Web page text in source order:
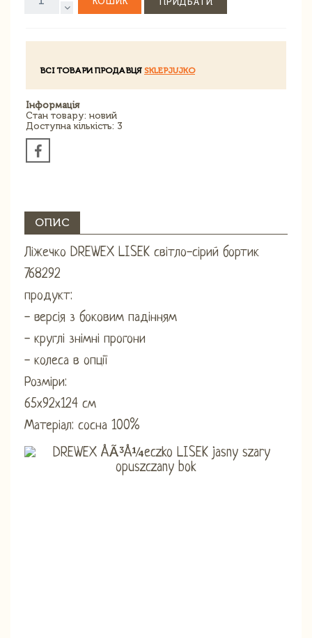
ВСІ ТОВАРИ ПРОДАВЦЯ SKLEPJUJKO
Інформація
Стан товару: новий
Доступна кількість: 3
ОПИС
Ліжечко DREWEX LISEK світло-сірий бортик
768292
продукт:
- версія з боковим падінням
- круглі знімні прогони
- колеса в опції
Розміри:
65х92х124 см
Матеріал: сосна 100%